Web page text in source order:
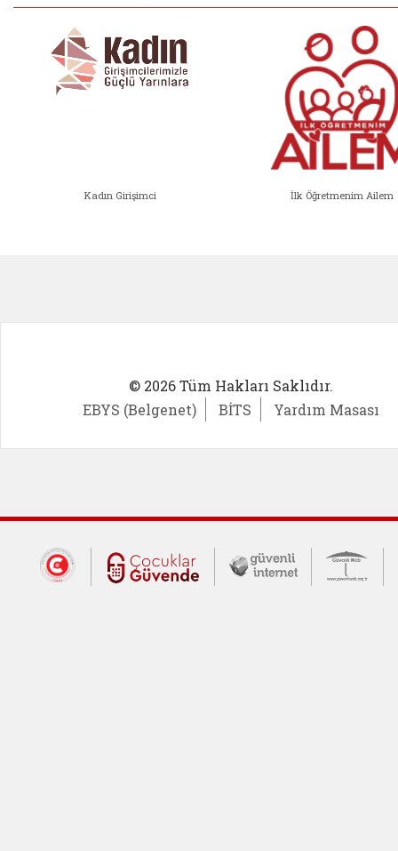
Kadın Girişimci İlk Öğretmenim Ailem
© 2026 Tüm Hakları Saklıdır.
EBYS (Belgenet)
BİTS Yardım Masası
Dış Bağlantılar
Cumhurbaşkanlığı İletişim Merkezi
Çocuklar Güvende (yeni
Güvenli